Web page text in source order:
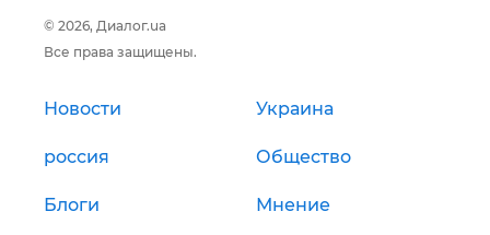
© 2026, Диалог.ua
Все права защищены.
Новости Украина
россия Общество
Блоги Мнение